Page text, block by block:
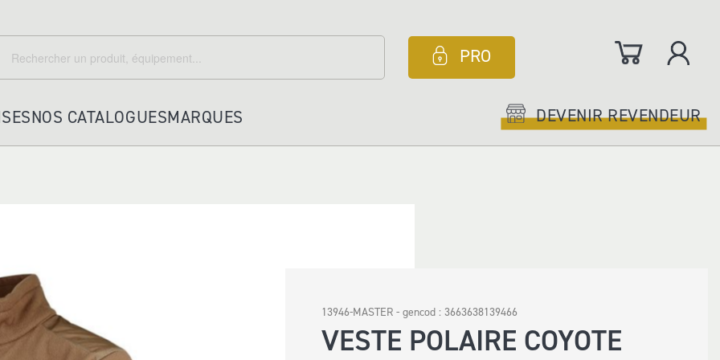
Rechercher
Rechercher PRO Mon panier
DOS
PORTEFEUILLES
POCHETTES IDENTITE
NOS CATALOGUESMARQUES DEVENIR REVENDEUR
13946-MASTER - gencod :3663638139466
VESTE POLAIRE COYOTE